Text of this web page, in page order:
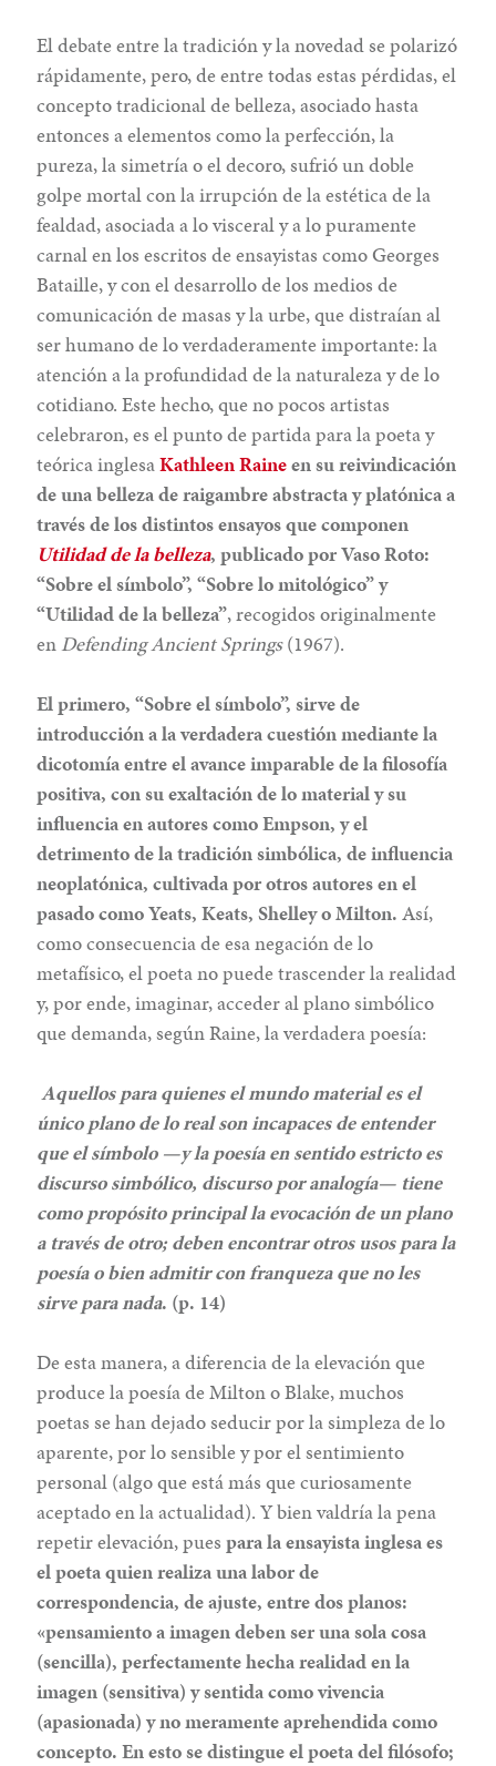
El debate entre la tradición y la novedad se polarizó
rápidamente, pero, de entre todas estas pérdidas, el
concepto tradicional de belleza, asociado hasta
entonces a elementos como la perfección, la
pureza, la simetría o el decoro, sufrió un doble
golpe mortal con la irrupción de la estética de la
fealdad, asociada a lo visceral y a lo puramente
carnal en los escritos de ensayistas como Georges
Bataille, y con el desarrollo de los medios de
comunicación de masas y la urbe, que distraían al
ser humano de lo verdaderamente importante: la
atención a la profundidad de la naturaleza y de lo
cotidiano. Este hecho, que no pocos artistas
celebraron, es el punto de partida para la poeta y
teórica inglesaKathleen Raineen su reivindicación
de una belleza de raigambre abstracta y platónica a
través de los distintos ensayos que componen
Utilidad de la belleza, publicado por Vaso Roto:
“Sobre el símbolo”, “Sobre lo mitológico” y
“Utilidad de la belleza”, recogidos originalmente
enDefending Ancient Springs(1967).
El primero, “Sobre el símbolo”, sirve de
introducción a la verdadera cuestión mediante la
dicotomía entre el avance imparable de la filosofía
positiva, con su exaltación de lo material y su
influencia en autores como Empson, y el
detrimento de la tradición simbólica, de influencia
neoplatónica, cultivada por otros autores en el
pasado como Yeats, Keats, Shelley o Milton. Así,
como consecuencia de esa negación de lo
metafísico, el poeta no puede trascender la realidad
y, por ende, imaginar, acceder al plano simbólico
que demanda, según Raine, la verdadera poesía:
Aquellos para quienes el mundo material es el
único plano de lo real son incapaces de entender
que el símbolo —y la poesía en sentido estricto es
discurso simbólico, discurso por analogía— tiene
como propósito principal la evocación de un plano
a través de otro; deben encontrar otros usos para la
poesía o bien admitir con franqueza que no les
sirve para nada. (p. 14)
De esta manera, a diferencia de la elevación que
produce la poesía de Milton o Blake, muchos
poetas se han dejado seducir por la simpleza de lo
aparente, por lo sensible y por el sentimiento
personal (algo que está más que curiosamente
aceptado en la actualidad). Y bien valdría la pena
repetir elevación, puespara la ensayista inglesa es
el poeta quien realiza una labor de
correspondencia, de ajuste, entre dos planos:
«pensamiento a imagen deben ser una sola cosa
(sencilla), perfectamente hecha realidad en la
imagen (sensitiva) y sentida como vivencia
(apasionada) y no meramente aprehendida como
concepto. En esto se distingue el poeta del filósofo;